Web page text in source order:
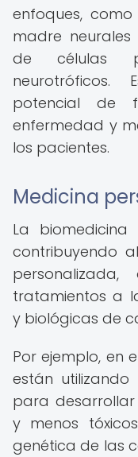
enfoques,
madre
de células
potencial de
enfermedad y
los pacientes.
Medicina
La
contribuyendo
tratamientos a
y biológicas de
Por ejemplo, en
están
para
y menos
genética de las